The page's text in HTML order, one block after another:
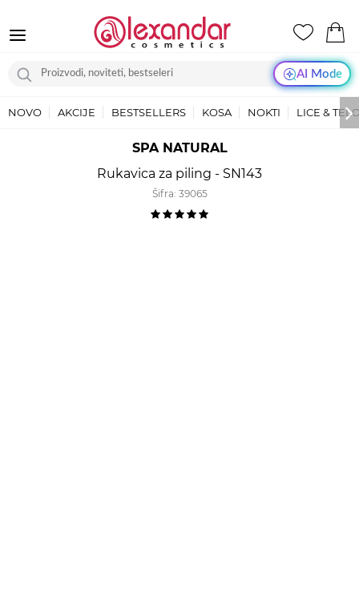
AI Mode
NOVO AKCIJE BESTSELLERS KOSA NOKTI LICE &
SPA NATURAL
Rukavica za piling - SN143
Šifra: 39065